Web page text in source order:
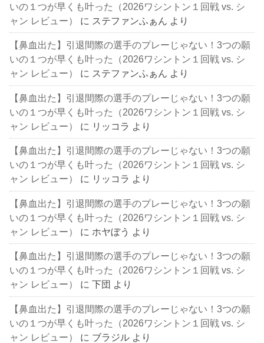
いの１つが早くも叶った（2026ワシントン１回戦 vs. シ
ャン レビュー）
に ステファンふぁん より
【鼻血出た】引退間際の選手のプレーじゃない！3つの願
いの１つが早くも叶った（2026ワシントン１回戦 vs. シ
ャン レビュー）
に ステファンふぁん より
【鼻血出た】引退間際の選手のプレーじゃない！3つの願
いの１つが早くも叶った（2026ワシントン１回戦 vs. シ
ャン レビュー）
に リッコラ より
【鼻血出た】引退間際の選手のプレーじゃない！3つの願
いの１つが早くも叶った（2026ワシントン１回戦 vs. シ
ャン レビュー）
に リッコラ より
【鼻血出た】引退間際の選手のプレーじゃない！3つの願
いの１つが早くも叶った（2026ワシントン１回戦 vs. シ
ャン レビュー）
に ホヤぼう より
【鼻血出た】引退間際の選手のプレーじゃない！3つの願
いの１つが早くも叶った（2026ワシントン１回戦 vs. シ
ャン レビュー）
に下団 より
【鼻血出た】引退間際の選手のプレーじゃない！3つの願
いの１つが早くも叶った（2026ワシントン１回戦 vs. シ
ャン レビュー）
に ブラジル より